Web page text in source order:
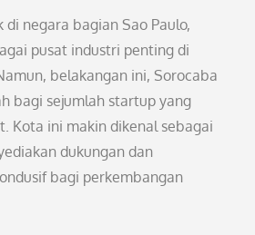
negara bagian Sao Paulo,
pusat industri penting di
belakangan ini, Sorocaba
bagi sejumlah startup yang
Kota ini makin dikenal sebagai
dukungan dan
bagi perkembangan